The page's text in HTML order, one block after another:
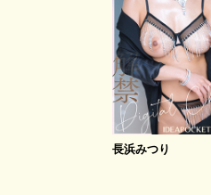
長浜みつり